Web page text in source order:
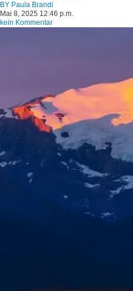
BY Paula Brandi
Mai 8, 2025 12:46 p.m.
kein Kommentar